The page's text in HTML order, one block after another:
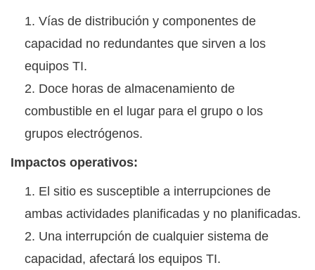
Vías de distribución y componentes de
capacidad no redundantes que sirven a los
equipos TI.
Doce horas de almacenamiento de
combustible en el lugar para el grupo o los
grupos electrógenos.
Impactos operativos:
El sitio es susceptible a interrupciones de
ambas actividades planificadas y no planificadas.
Una interrupción de cualquier sistema de
capacidad, afectará los equipos TI.